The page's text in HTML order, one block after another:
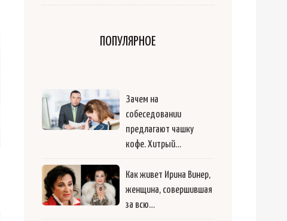
ПОПУЛЯРНОЕ
Зачем на
собеседовании
предлагают чашку
кофе. Хитрый…
Как живет Ирина Винер,
женщина, совершившая
за всю…